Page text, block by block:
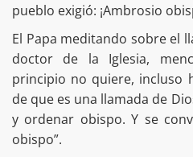
pueblo exigió: ¡Ambrosio
El Papa meditando sobre el
doctor de la Iglesia,
principio no quiere, incluso
de que es una llamada de
y ordenar obispo. Y se
obispo”.